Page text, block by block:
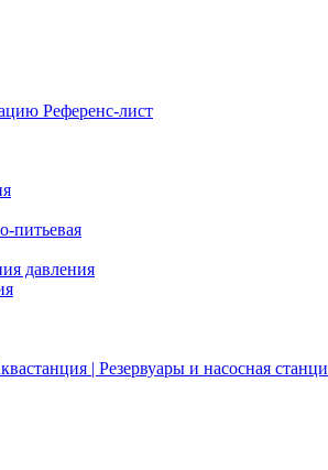
Референс-лист
питьевая
давления
| Резервуары и насосная